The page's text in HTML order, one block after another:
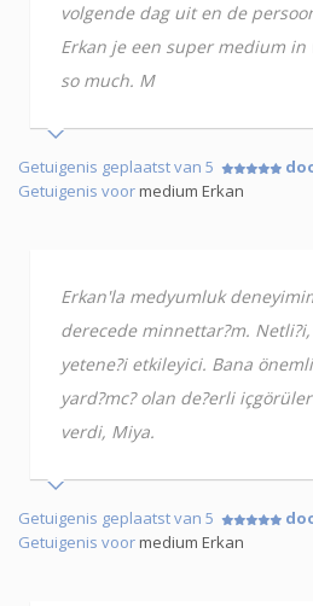
volgende dag uit en de
Erkan je een super medium in
so much. M
Getuigenis geplaatst van 5
Getuigenis voormedium Erkan
Erkan'la medyumluk
derecede minnettar?m.
yetene?i etkileyici. Bana
yard?mc? olan de?erli
verdi, Miya.
Getuigenis geplaatst van 5
Getuigenis voormedium Erkan